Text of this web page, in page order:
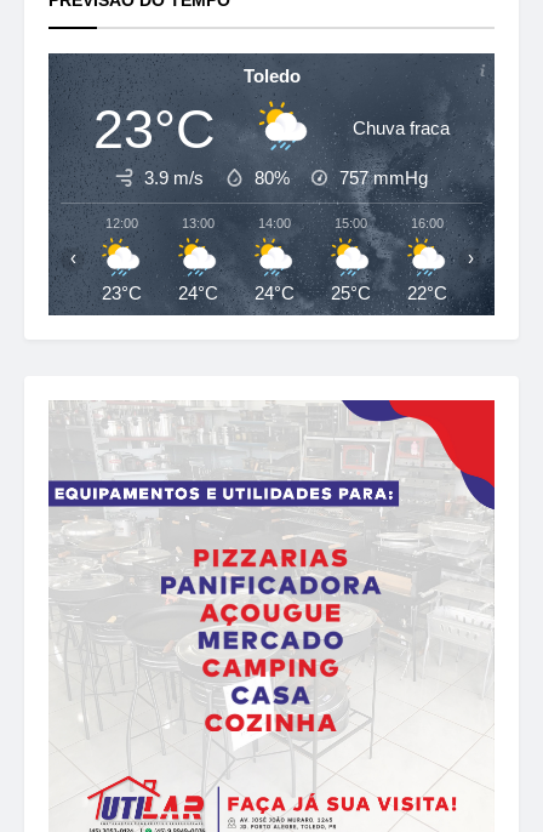
Toledo
23°C Chuva fraca
3.9 m/s 80% 757mmHg
12:00
23°C
13:00
24°C
14:00
24°C
15:00
25°C
16:00
22°C
17:00
22°C
‹ ›